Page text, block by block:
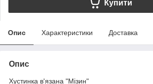
Купити
Опис Характеристики Доставка
Опис
Хустинка в'язана "Мізин"